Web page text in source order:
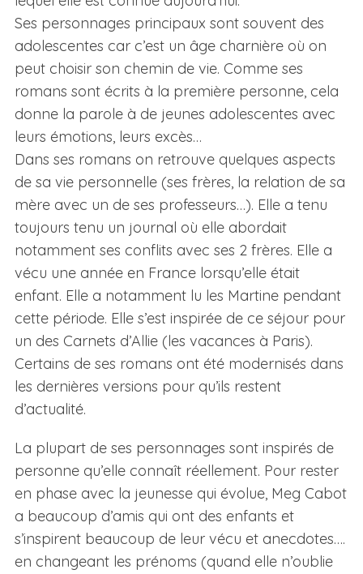
Ses personnages principaux sont souvent des
adolescentes car c’est un âge charnière où on
peut choisir son chemin de vie. Comme ses
romans sont écrits à la première personne, cela
donne la parole à de jeunes adolescentes avec
leurs émotions, leurs excès…
Dans ses romans on retrouve quelques aspects
de sa vie personnelle (ses frères, la relation de sa
mère avec un de ses professeurs…). Elle a tenu
toujours tenu un journal où elle abordait
notamment ses conflits avec ses 2 frères. Elle a
vécu une année en France lorsqu’elle était
enfant. Elle a notamment lu les Martine pendant
cette période. Elle s’est inspirée de ce séjour pour
un des Carnets d’Allie (les vacances à Paris).
Certains de ses romans ont été modernisés dans
les dernières versions pour qu’ils restent
d’actualité.
La plupart de ses personnages sont inspirés de
personne qu’elle connaît réellement. Pour rester
en phase avec la jeunesse qui évolue, Meg Cabot
a beaucoup d’amis qui ont des enfants et
s’inspirent beaucoup de leur vécu et anecdotes….
en changeant les prénoms (quand elle n’oublie